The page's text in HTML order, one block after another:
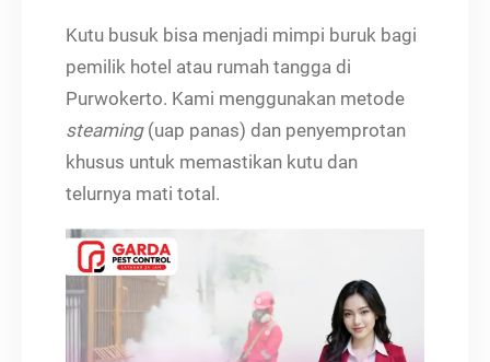
Kutu busuk bisa menjadi mimpi buruk bagi
pemilik hotel atau rumah tangga di
Purwokerto. Kami menggunakan metode
steaming(uap panas) dan penyemprotan
khusus untuk memastikan kutu dan
telurnya mati total.